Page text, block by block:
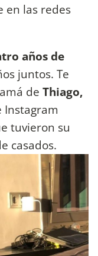
en las redes
años de
juntos. Te
de Thiago,
Instagram
tuvieron su
casados.